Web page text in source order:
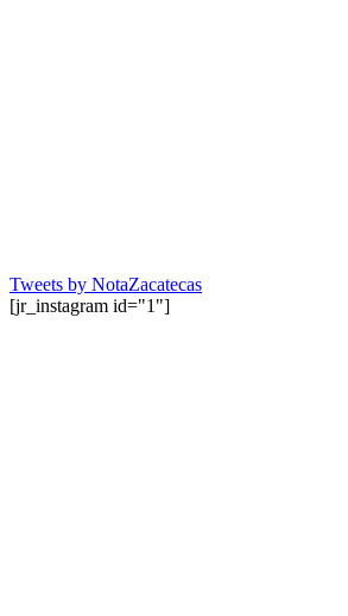
Tweets by NotaZacatecas
[jr_instagram id="1"]